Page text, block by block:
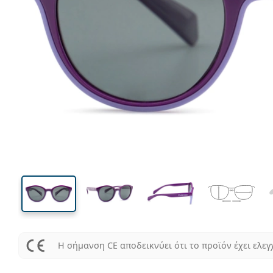
Μήκος σκελετού
38 mm
Ύψος φακού
44 mm
Μήκος φακού
Η σήμανση CE αποδεικνύει ότι το προϊόν έχει